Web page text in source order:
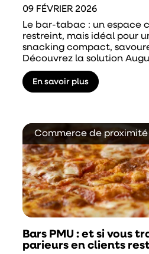
09 FÉVRIER 2026
Le bar-tabac : un espace
restreint, mais idéal pour
snacking compact,
Découvrez la solution
En savoir plus
Commerce de proximité
Bars PMU : et si vous
parieurs en clients